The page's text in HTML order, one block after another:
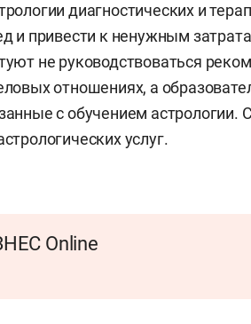
диагностических и
и привести к ненужным
не руководствоваться
отношениях, а
с обучением
услуг.
Online